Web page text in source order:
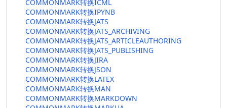
COMMONMARK转换ICML
COMMONMARK转换IPYNB
COMMONMARK转换JATS
COMMONMARK转换JATS_ARCHIVING
COMMONMARK转换JATS_ARTICLEAUTHORING
COMMONMARK转换JATS_PUBLISHING
COMMONMARK转换JIRA
COMMONMARK转换JSON
COMMONMARK转换LATEX
COMMONMARK转换MAN
COMMONMARK转换MARKDOWN